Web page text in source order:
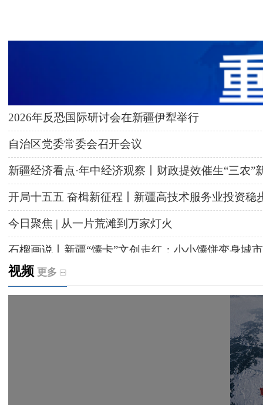
2026年反恐国际研讨会在新疆伊犁举行
自治区党委常委会召开会议
新疆经济看点·年中经济观察丨财政提效催生“三农”
开局十五五 奋楫新征程丨新疆高技术服务业投资稳
今日聚焦 | 从一片荒滩到万家灯火
石榴画说丨新疆“馕卡”文创走红：小小馕饼变身城
天山观察丨暑期AI研学热，孩子们究竟学到什么
视频 更多